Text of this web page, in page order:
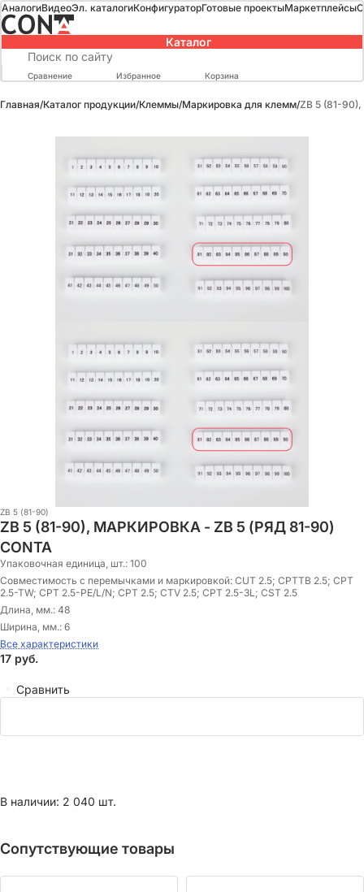
АналогиВидеоЭл. каталогиКонфигураторГотовые проектыМаркетплейсы
Каталог
Сравнение Избранное Корзина
Главная/Каталог продукции/Клеммы/Маркировка для клемм/ZB 5 (81-
ZB 5 (81-90)
ZB 5 (81-90), МАРКИРОВКА - ZB 5 (РЯД 81-90)
CONTA
Упаковочная единица, шт.: 100
Совместимость с перемычками и маркировкой: CUT 2.5; CPTTB 2.5; CPT
2.5-TW; CPT 2.5-PE/L/N; CPT 2.5; CTV 2.5; CPT 2.5-3L; CST 2.5
Длина, мм.: 48
Ширина, мм.: 6
Все характеристики
17 руб.
Сравнить
В наличии: 2 040 шт.
Сопутствующие товары